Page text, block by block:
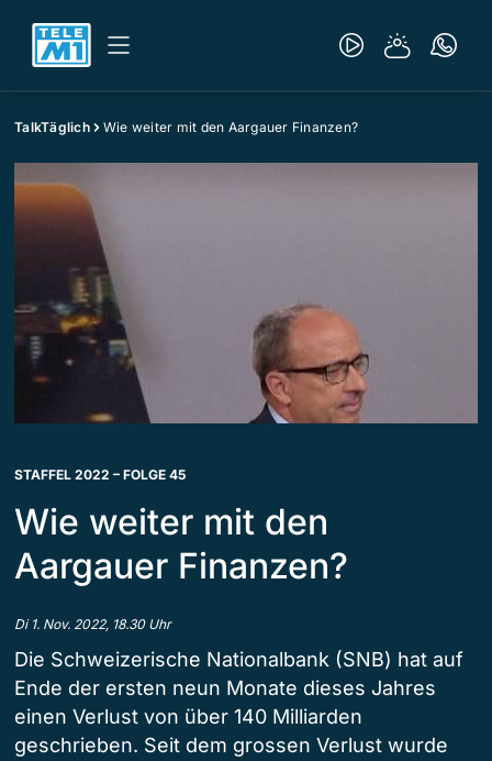
TalkTäglich Wie weiter mit den Aargauer Finanzen?
STAFFEL 2022 – FOLGE 45
Wie weiter mit den
Aargauer Finanzen?
Di 1. Nov. 2022, 18.30 Uhr
Die Schweizerische Nationalbank (SNB) hat auf
Ende der ersten neun Monate dieses Jahres
einen Verlust von über 140 Milliarden
geschrieben. Seit dem grossen Verlust wurde